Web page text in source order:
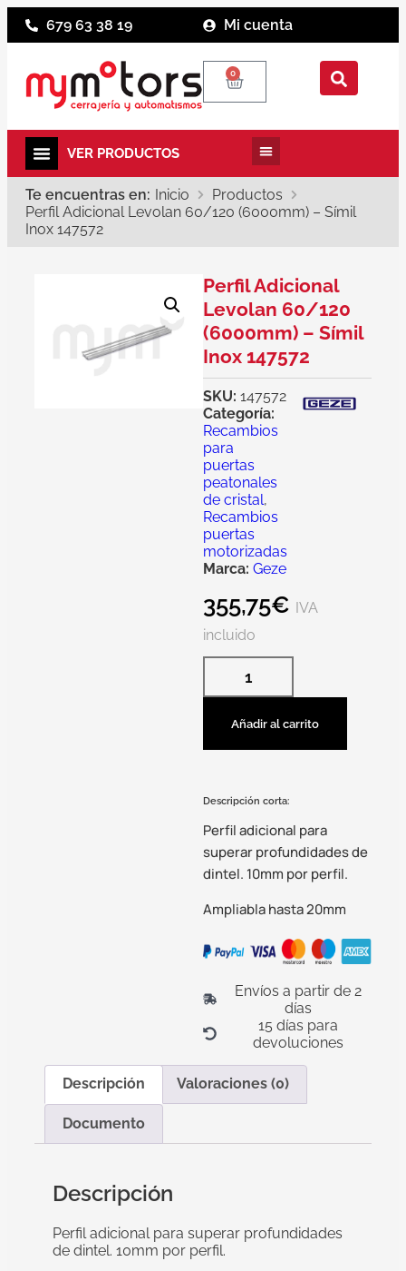
679 63 38 19 Mi cuenta
0
Te encuentras en: Inicio
Productos
Perfil Adicional Levolan 60/120 (6000mm) – Símil
Inox 147572
Perfil Adicional
Levolan 60/120
(6000mm) – Símil
Inox 147572
SKU: 147572
Categoría:
Recambios
para
puertas
peatonales
de cristal,
Recambios
puertas
motorizadas
Marca: Geze
355,75€ IVA
incluido
Añadir al carrito
Descripción corta:
Perfil adicional para
superar profundidades de
dintel. 10mm por perfil.
Ampliabla hasta 20mm
Envíos a partir de 2
días
15 días para
devoluciones
Descripción Valoraciones (0)
Documento
Descripción
Perfil adicional para superar profundidades
de dintel. 10mm por perfil.